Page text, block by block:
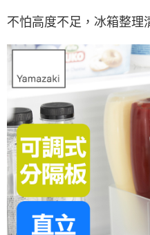
不怕高度不足，冰箱整理